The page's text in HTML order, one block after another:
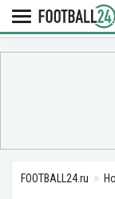
FOOTBALL24.ru